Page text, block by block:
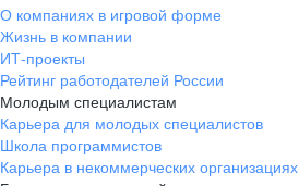
О компаниях в игровой форме
Жизнь в компании
ИТ-проекты
Рейтинг работодателей России
Молодым специалистам
Карьера для молодых специалистов
Школа программистов
Карьера в некоммерческих организациях